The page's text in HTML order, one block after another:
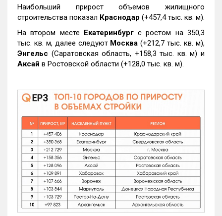
Наибольший прирост объемов жилищного
строительства показал Краснодар (+457,4 тыс. кв. м).
На втором месте Екатеринбургс ростом на 350,3
тыс. кв. м, далее следуют Москва (+212,7 тыс. кв. м),
Энгельс (Саратовская область, +158,3 тыс. кв. м) и
Аксай в Ростовской области (+128,0 тыс. кв. м).